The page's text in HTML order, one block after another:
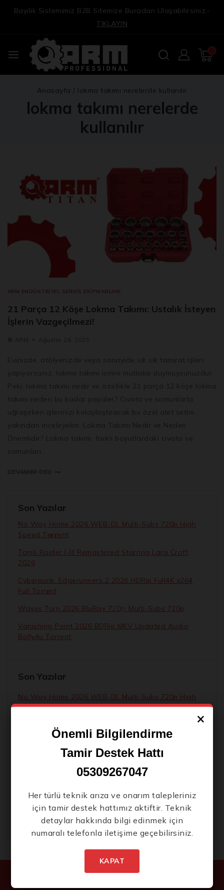
Bayilik Sistemimiz B2B Sitemize Buradan Ulaşabilirsiniz.-
TIKLAYIN
0
Anasayfa / lokma takımı nerelerde kullanılır
lokma takımı nerelerde
kullanılır
ARM ENDÜSTRIYEL SERVIS EKIPMANLARI
21 Parça 12 Köşe Lokma Takımı: Ustalık İsteyen
İşlerin Vazgeçilmezi!
Son Yazılar
No Way Home 2026 WEB-DL Multi-Subs 720p High
Speed T𝐨𝐫𝐫ent
Tomb Raider I-III Remastered Starring Lara Croft
2026
Cyberpunk: Edgerunners 2 2026 HDRip Full4K x264
Full Torr𝐞nt
Waves Turn 2026 BluRay 7𝟸0𝚙 Multi-Subs 720p
Vanishing Point 2026 BDRip MKV Updated Audio
Bolly4u Torrent
Son Yazılar
No Way Home 2026 WEB-DL Multi-Subs 720p High
Speed T𝐨𝐫𝐫ent
Cyberpunk: Edgerunners 2 2026 HDRip Full4K x264
Vanishing Point 2026 BDRip MKV Updated Audio
Bolly4u Torrent
×
Önemli Bilgilendirme
Tamir Destek Hattı
05309267047
Her türlü teknik arıza ve onarım talepleriniz
için tamir destek hattımız aktiftir. Teknik
detaylar hakkında bilgi edinmek için
numaralı telefonla iletişime geçebilirsiniz.
KAPAT